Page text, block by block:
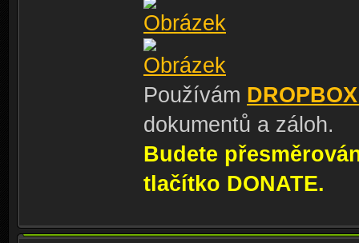
Používám
dokumentů a záloh.
Budete
tlačítko DONATE.